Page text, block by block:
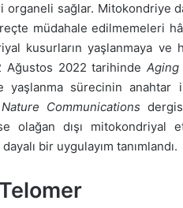
organeli sağlar. Mitokondriye
müdahale edilmemeleri
kusurların yaşlanmaya ve
Ağustos 2022 tarihinde Aging
yaşlanma sürecinin anahtar
Nature Communications
olağan dışı
dayalı bir uygulayım tanımlandı.